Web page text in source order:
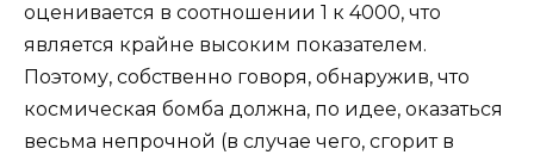
оценивается в соотношении 1 к 4000, что
является крайне высоким показателем.
Поэтому, собственно говоря, обнаружив, что
космическая бомба должна, по идее, оказаться
весьма непрочной (в случае чего, сгорит в